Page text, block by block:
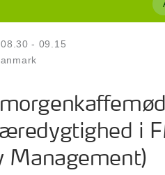
- 09.15
i
Management)